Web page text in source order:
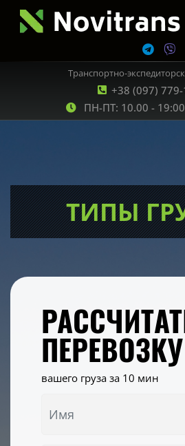
+38 (097)
Транспортно-
ПН-ПТ: 10.00 - 19:00
ТИПЫ
ПЕРЕВОЗКУ
вашего груза за 10 мин